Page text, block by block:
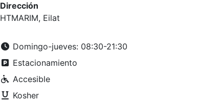
Dirección
HTMARIM, Eilat
Domingo-jueves: 08:30-21:30
Estacionamiento
Accesible
Kosher